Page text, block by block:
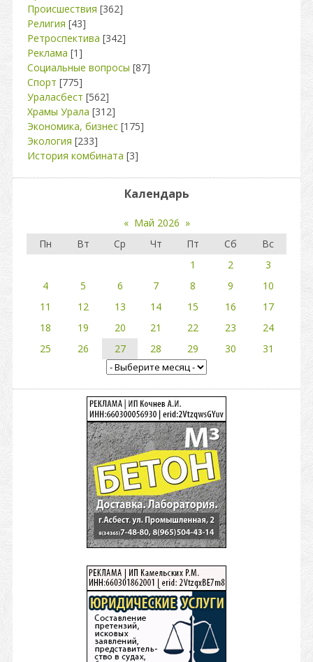
Происшествия [362]
Религия [43]
Ретроспектива [342]
Реклама [1]
Социальные вопросы [87]
Спорт [775]
Ураласбест [562]
Храмы Урала [312]
Экономика, бизнес [175]
Экология [233]
История комбината [3]
Календарь
« Май 2026 »
Пн
Вт Ср Чт Пт Сб
Вс
1
2
3
4
5 6 7 8 9
10
11
12 13 14 15 16
17
18
19 20 21 22 23
24
25
26 27 28 29 30 31